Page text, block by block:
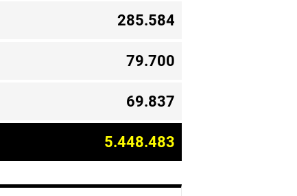
285.584
79.700
69.837
5.448.483